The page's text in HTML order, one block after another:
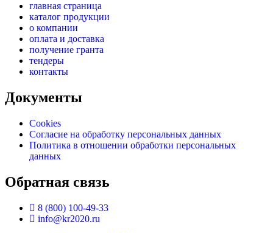
главная страница
каталог продукции
о компании
оплата и доставка
получение гранта
тендеры
контакты
Документы
Cookies
Согласие на обработку персональных данных
Политика в отношении обработки персональных
данных
Обратная связь
8 (800) 100-49-33
info@kr2020.ru